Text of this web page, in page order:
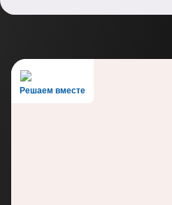
Решаем вместе